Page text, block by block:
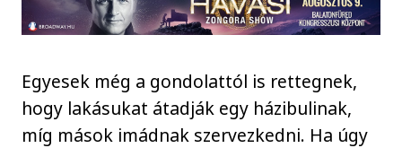
Egyesek még a gondolattól is rettegnek,
hogy lakásukat átadják egy házibulinak,
míg mások imádnak szervezkedni. Ha úgy